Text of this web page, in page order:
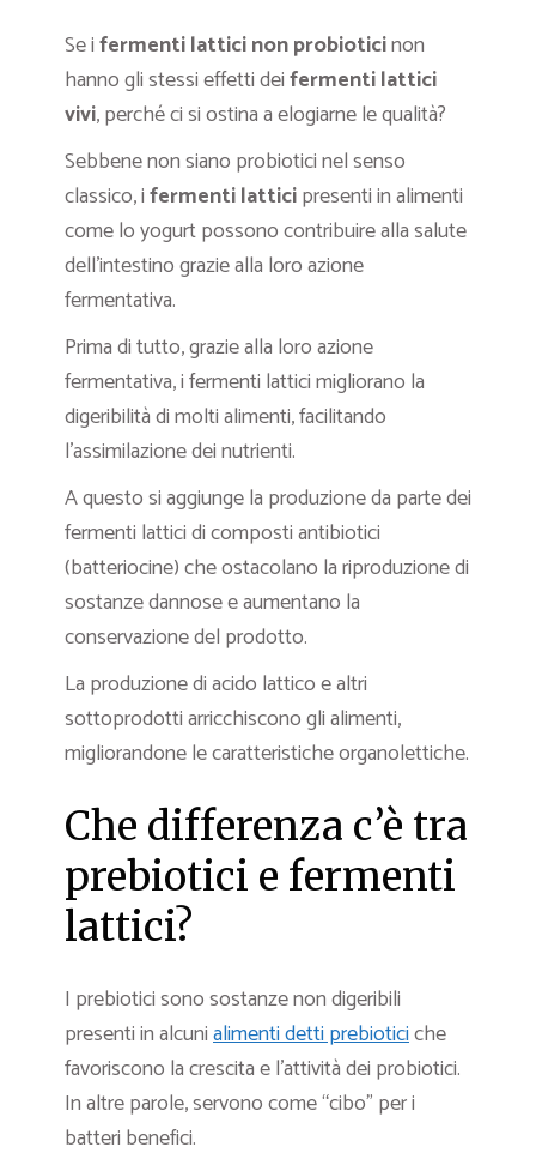
Se ifermenti lattici non probioticinon
hanno gli stessi effetti deifermenti lattici
vivi, perché ci si ostina a elogiarne le qualità?
Sebbene non siano probiotici nel senso
classico, ifermenti latticipresenti in alimenti
come lo yogurt possono contribuire alla salute
dell’intestino grazie alla loro azione
fermentativa.
Prima di tutto, grazie alla loro azione
fermentativa, i fermenti lattici migliorano la
digeribilità di molti alimenti, facilitando
l’assimilazione dei nutrienti.
A questo si aggiunge la produzione da parte dei
fermenti lattici di composti antibiotici
(batteriocine) che ostacolano la riproduzione di
sostanze dannose e aumentano la
conservazione del prodotto.
La produzione di acido lattico e altri
sottoprodotti arricchiscono gli alimenti,
migliorandone le caratteristiche organolettiche.
Che differenza c’è tra
prebiotici e fermenti
lattici?
I prebiotici sono sostanze non digeribili
presenti in alcunialimenti detti prebioticiche
favoriscono la crescita e l’attività dei probiotici.
In altre parole, servono come “cibo” per i
batteri benefici.